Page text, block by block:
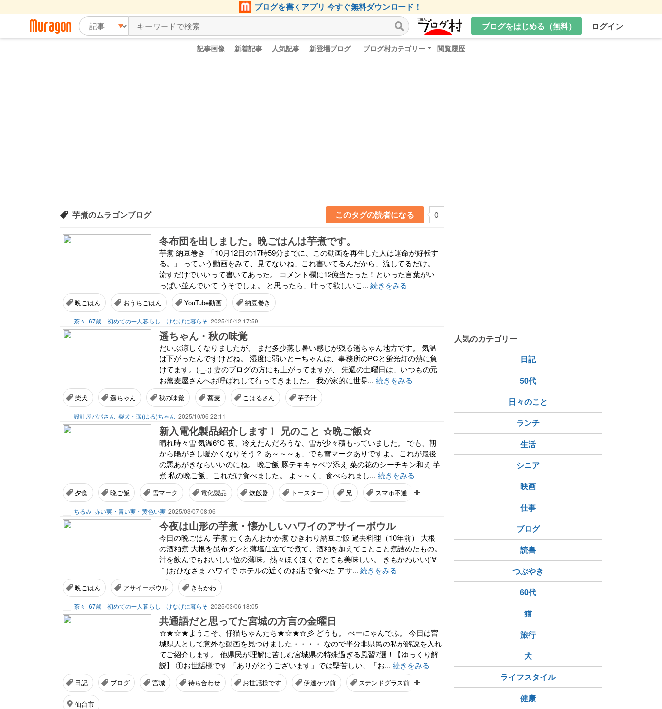
ブログを書くアプリ 今すぐ無料ダウンロード！
ブログをはじめる（無料）
ログイン
記事画像 新着記事 人気記事 新登場ブログ ブログ村カテゴリー 閲覧履歴
芋煮のムラゴンブログ このタグの読者になる 0
冬布団を出しました。晩ごはんは芋煮です。
芋煮 納豆巻き 「10月12日の17時59分までに、この動画を再生した人は運命が好転す
る。」 っていう動画をみて、見てないね、これ書いてるんだから、流してるだけ。
流すだけでいいって書いてあった。 コメント欄に12億当たった！といった言葉がい
っぱい並んでいて うそでしょ。 と思ったら、叶って欲しいこ... 続きをみる
晩ごはん おうちごはん YouTube動画 納豆巻き
茶々 67歳 初めての一人暮らし けなげに暮らそ 2025/10/12 17:59
遥ちゃん・秋の味覚
だいぶ涼しくなりましたが、 まだ多少蒸し暑い感じが残る遥ちゃん地方です。 気温
は下がったんですけどね。 湿度に弱いとーちゃんは、事務所のPCと蛍光灯の熱に負
けてます。(-_-;) 妻のブログの方にも上がってますが、 先週の土曜日は、いつもの元
お蕎麦屋さんへお呼ばれして行ってきました。 我が家的に世界... 続きをみる
柴犬 遥ちゃん 秋の味覚 蕎麦 こはるさん 芋子汁
設計屋パパさん 柴犬・遥(はる)ちゃん 2025/10/06 22:11
新入電化製品紹介します！ 兄のこと ☆晩ご飯☆
晴れ時々雪 気温6℃ 夜、冷えたんだろうな、雪が少々積もっていました。 でも、朝
から陽がさし暖かくなりそう？ あ～～～ぁ、でも雪マークありですよ。 これが最後
の悪あがきならいいのにね。 晩ご飯 豚テキキャベツ添え 菜の花のシーチキン和え 芋
煮 私の晩ご飯、これだけ食べました。 よ～～く、食べられまし... 続きをみる
夕食 晩ご飯 雪マーク 電化製品 炊飯器 トースター 兄 スマホ不通
ちるみ 赤い実・青い実・黄色い実 2025/03/07 08:06
今夜は山形の芋煮・懐かしいハワイのアサイーボウル
今日の晩ごはん 芋煮 たくあんおかか煮 ひきわり納豆ご飯 過去料理（10年前） 大根
の酒粕煮 大根を昆布ダシと薄塩仕立てで煮て、酒粕を加えてことこと煮詰めたもの。
汁を飲んでもおいしい位の薄味。熱々ほくほくでとても美味しい。 きもかわいい(´∀
｀)おひなさま ハワイで ホテルの近くのお店で食べた アサ... 続きをみる
晩ごはん アサイーボウル きもかわ
茶々 67歳 初めての一人暮らし けなげに暮らそ 2025/03/06 18:05
共通語だと思ってた宮城の方言の金曜日
☆★☆★ようこそ、仔猫ちゃんたち★☆★☆彡 どうも。 べーにゃんでふ。 今日は宮
城県人として意外な動画を見つけました・・・・ なので半分非県民の私が解説を入れ
てご紹介します。 他県民が理解に苦しむ宮城県の特殊過ぎる風習7選！【ゆっくり解
説】 ①お世話様です 「ありがとうございます」では堅苦しい、「お... 続きをみる
日記 ブログ 宮城 待ち合わせ お世話様です 伊達ケツ前 ステンドグラス前
仙台市
人気のカテゴリー
日記
50代
日々のこと
ランチ
生活
シニア
映画
仕事
ブログ
読書
つぶやき
60代
猫
旅行
犬
ライフスタイル
健康